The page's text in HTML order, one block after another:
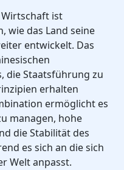
Wirtschaft ist
wie das Land seine
entwickelt. Das
die Staatsführung zu
erhalten
ermöglicht es
managen, hohe
die Stabilität des
es sich an die sich
Welt anpasst.